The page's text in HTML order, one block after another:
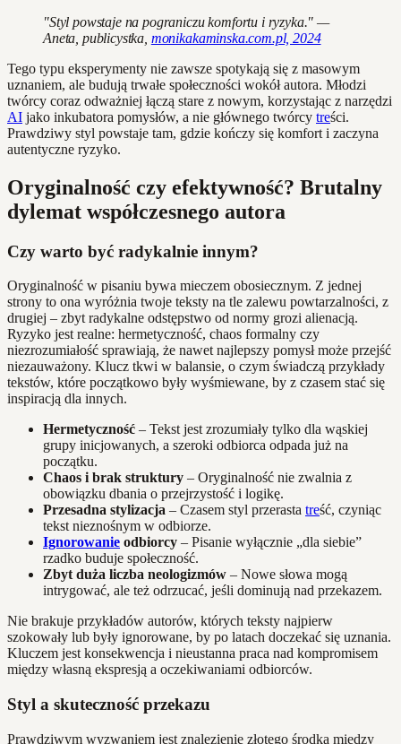
"Styl powstaje na pograniczu komfortu i ryzyka." —
Aneta, publicystka, monikakaminska.com.pl, 2024
Tego typu eksperymenty nie zawsze spotykają się z masowym
uznaniem, ale budują trwałe społeczności wokół autora. Młodzi
twórcy coraz odważniej łączą stare z nowym, korzystając z narzędzi
AI jako inkubatora pomysłów, a nie głównego twórcy treści.
Prawdziwy styl powstaje tam, gdzie kończy się komfort i zaczyna
autentyczne ryzyko.
Oryginalność czy efektywność? Brutalny
dylemat współczesnego autora
Czy warto być radykalnie innym?
Oryginalność w pisaniu bywa mieczem obosiecznym. Z jednej
strony to ona wyróżnia twoje teksty na tle zalewu powtarzalności, z
drugiej – zbyt radykalne odstępstwo od normy grozi alienacją.
Ryzyko jest realne: hermetyczność, chaos formalny czy
niezrozumiałość sprawiają, że nawet najlepszy pomysł może przejść
niezauważony. Klucz tkwi w balansie, o czym świadczą przykłady
tekstów, które początkowo były wyśmiewane, by z czasem stać się
inspiracją dla innych.
Hermetyczność – Tekst jest zrozumiały tylko dla wąskiej
grupy inicjowanych, a szeroki odbiorca odpada już na
początku.
Chaos i brak struktury – Oryginalność nie zwalnia z
obowiązku dbania o przejrzystość i logikę.
Przesadna stylizacja – Czasem styl przerasta treść, czyniąc
tekst nieznośnym w odbiorze.
Ignorowanie odbiorcy – Pisanie wyłącznie „dla siebie”
rzadko buduje społeczność.
Zbyt duża liczba neologizmów – Nowe słowa mogą
intrygować, ale też odrzucać, jeśli dominują nad przekazem.
Nie brakuje przykładów autorów, których teksty najpierw
szokowały lub były ignorowane, by po latach doczekać się uznania.
Kluczem jest konsekwencja i nieustanna praca nad kompromisem
między własną ekspresją a oczekiwaniami odbiorców.
Styl a skuteczność przekazu
Prawdziwym wyzwaniem jest znalezienie złotego środka między